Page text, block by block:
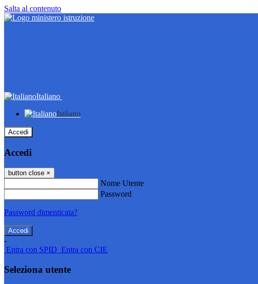
Salta al contenuto
Italiano
Italiano
Accedi
Accedi
button close ×
Nome Utente
Password
Password dimenticata?
-
Entra con SPID Entra con CIE
Seleziona utente